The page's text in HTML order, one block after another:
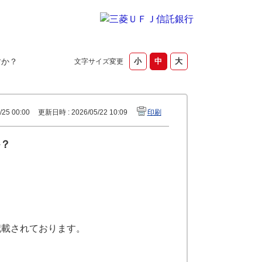
文字サイズ変更
？
25 00:00 更新日時 : 2026/05/22 10:09 印刷
されております。